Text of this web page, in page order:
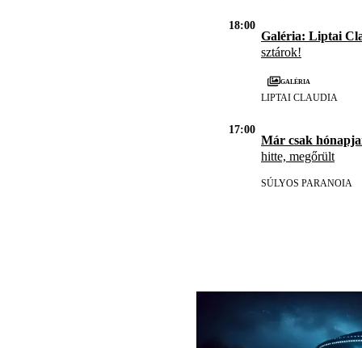
18:00
Galéria: Liptai
sztárok!
Galéria
LIPTAI CLAUDIA
17:00
Már csak
hitte, megőrült
SÚLYOS PARANOIA